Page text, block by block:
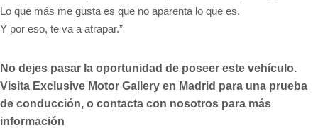
Lo que más me gusta es que no aparenta lo que es.
Y por eso, te va a atrapar.”
No dejes pasar la oportunidad de poseer este vehículo.
Visita Exclusive Motor Gallery en Madrid para una prueba
de conducción, o contacta con nosotros para más
información